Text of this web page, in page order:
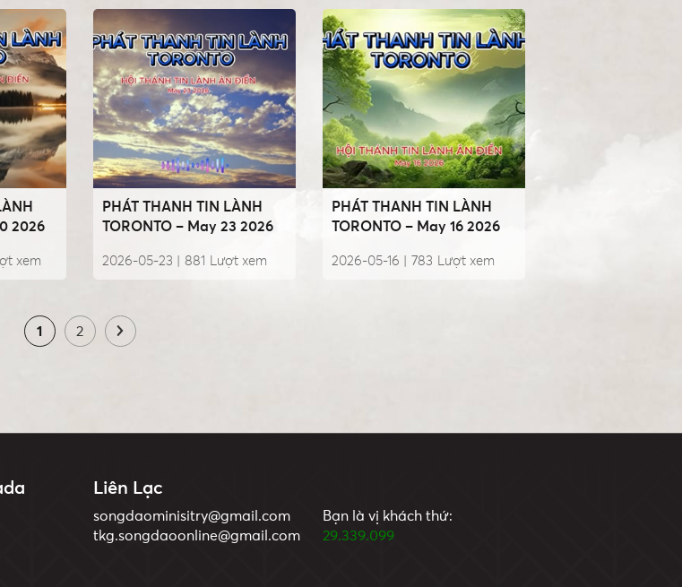
2026
xem
PHÁT THANH TIN LÀNH
TORONTO – May 23 2026
2026-05-23 | Lượt xem
881
PHÁT THANH TIN LÀNH
TORONTO – May 16 2026
2026-05-16 | Lượt xem
783
1 2
Liên Lạc
songdaominisitry@gmail.com
tkg.songdaoonline@gmail.com
Bạn là vị khách thứ:
29.339.099